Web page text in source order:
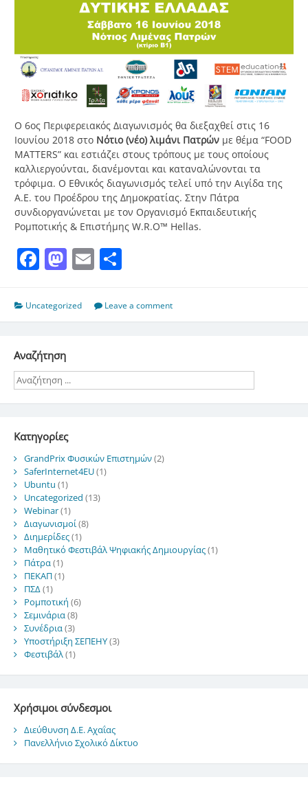
Ο 6ος Περιφερειακός Διαγωνισμός θα διεξαχθεί στις 16
Ιουνίου 2018 στο Νότιο (νέο) λιμάνι Πατρών με θέμα “FOOD
MATTERS” και εστιάζει στους τρόπους με τους οποίους
καλλιεργούνται, διανέμονται και καταναλώνονται τα
τρόφιμα. Ο Εθνικός διαγωνισμός τελεί υπό την Αιγίδα της
Α.Ε. του Προέδρου της Δημοκρατίας. Στην Πάτρα
συνδιοργανώνεται με τον Οργανισμό Εκπαιδευτικής
Ρομποτικής & Επιστήμης W.R.O™ Hellas.
Facebook
Mastodon
Email
Uncategorized Leave a comment
Αναζήτηση
Kατηγορίες
GrandPrix Φυσικών Επιστημών(2)
SaferInternet4EU(1)
Ubuntu (1)
Uncategorized (13)
Webinar(1)
Διαγωνισμοί(8)
Διημερίδες(1)
Μαθητικό Φεστιβάλ Ψηφιακής Δημιουργίας(1)
Πάτρα(1)
ΠΕΚΑΠ(1)
ΠΣΔ(1)
Ρομποτική (6)
Σεμινάρια(8)
Συνέδρια(3)
Υποστήριξη ΣΕΠΕΗΥ(3)
Φεστιβάλ(1)
Χρήσιμοι σύνδεσμοι
Διεύθυνση Δ.Ε. Αχαΐας
Πανελλήνιο Σχολικό Δίκτυο